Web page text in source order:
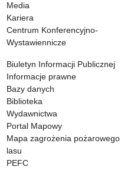
Media
Kariera
Centrum Konferencyjno-
Wystawiennicze
Biuletyn Informacji Publicznej
Informacje prawne
Bazy danych
Biblioteka
Wydawnictwa
Portal Mapowy
Mapa zagrożenia pożarowego
lasu
PEFC